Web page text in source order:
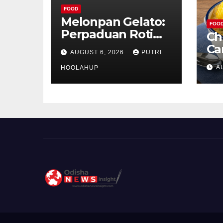
FOOD
Melonpan Gelato:
Perpaduan Roti
Renyah dan Es
Krim Lembut yang
Menggoda
AUGUST 6, 2026 PUTRI
HOOLAHUP